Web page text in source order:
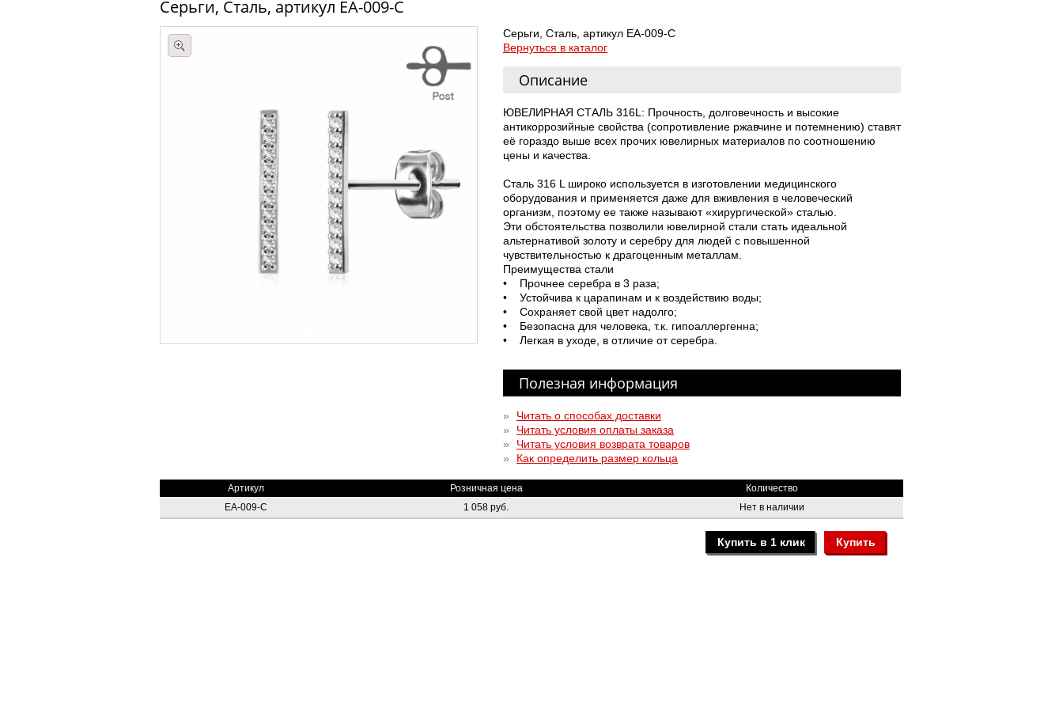
Серьги, Сталь, артикул EA-009-C
Поделиться
Серьги, Сталь, артикул EA-009-C
Вернуться в каталог
Описание
ЮВЕЛИРНАЯ СТАЛЬ 316L: Прочность, долговечность и высокие
антикоррозийные свойства (сопротивление ржавчине и потемнению) ставят
её гораздо выше всех прочих ювелирных материалов по соотношению
цены и качества.
Сталь 316 L широко используется в изготовлении медицинского
оборудования и применяется даже для вживления в человеческий
организм, поэтому ее также называют «хирургической» сталью.
Эти обстоятельства позволили ювелирной стали стать идеальной
альтернативой золоту и серебру для людей с повышенной
чувствительностью к драгоценным металлам.
Преимущества стали
• Прочнее серебра в 3 раза;
• Устойчива к царапинам и к воздействию воды;
• Сохраняет свой цвет надолго;
• Безопасна для человека, т.к. гипоаллергенна;
• Легкая в уходе, в отличие от серебра.
Полезная информация
»
Читать о способах доставки
»
Читать условия оплаты заказа
»
Читать условия возврата товаров
»
Как определить размер кольца
Артикул Розничная цена
Количество
EA-009-C
1 058 руб. Нет в наличии
Купить
Купить в 1 клик